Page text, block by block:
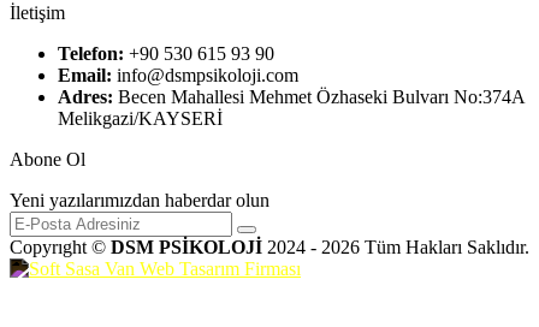
İletişim
Telefon: +90 530 615 93 90
Email: info@dsmpsikoloji.com
Adres: Becen Mahallesi Mehmet Özhaseki Bulvarı No:374A
Melikgazi/KAYSERİ
Abone Ol
Yeni yazılarımızdan haberdar olun
Copyrıght © DSM PSİKOLOJİ 2024 - 2026 Tüm Hakları Saklıdır.